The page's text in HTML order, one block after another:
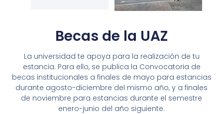
Becas de la UAZ
La universidad te apoya para la realización de tu
estancia. Para ello, se publica la Convocatoria de
becas institucionales a finales de mayo para estancias
durante agosto-diciembre del mismo año, y a finales
de noviembre para estancias durante el semestre
enero-junio del año siguiente.